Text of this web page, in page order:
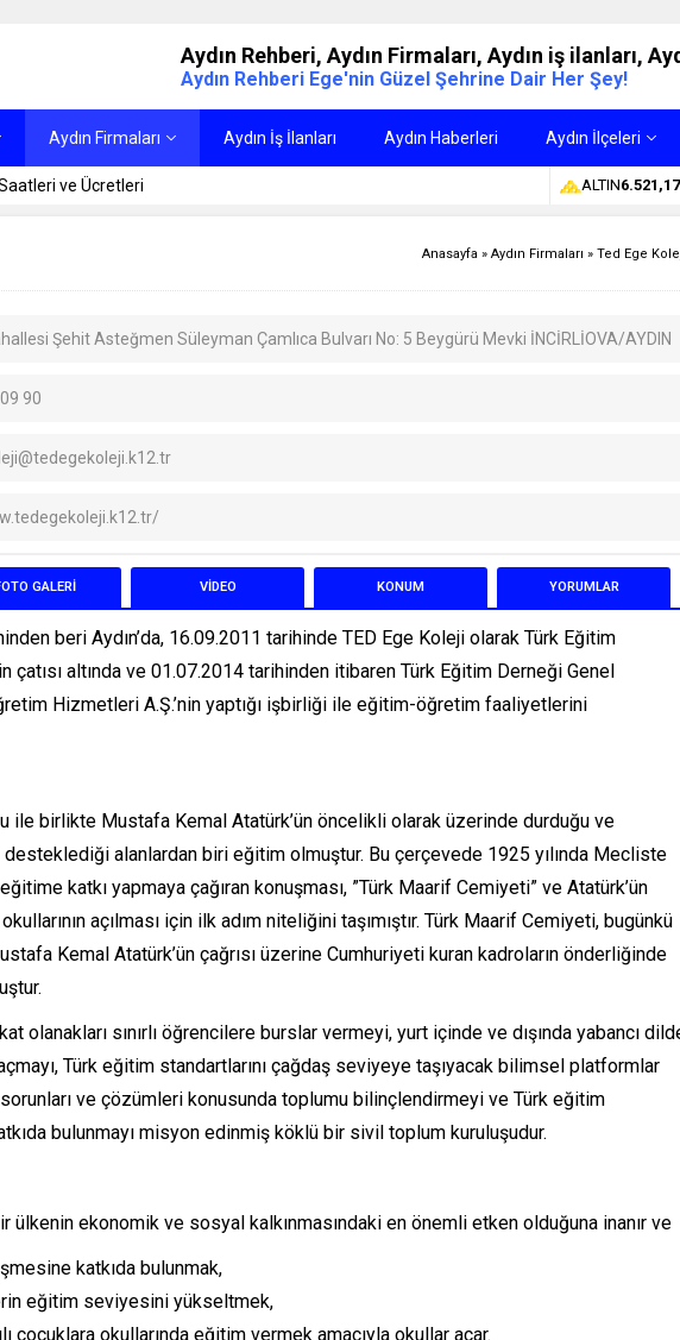
Aydın Rehberi, Aydın Firmaları, Aydın iş ilanları,
Aydın Rehberi Ege'nin Güzel Şehrine Dair Her Şey!
Aydın Firmaları Aydın İş İlanları Aydın Haberleri Aydın İlçeleri
ve Ücretleri ALTIN6.521,17
Anasayfa » Aydın Firmaları » Ted Ege
Şehit Asteğmen Süleyman Çamlıca Bulvarı No: 5 Beygürü Mevki İNCİRLİOVA/AYDIN
90
GALERİ VİDEO KONUM YORUMLAR
beri Aydın’da, 16.09.2011 tarihinde TED Ege Koleji olarak Türk Eğitim
çatısı altında ve 01.07.2014 tarihinden itibaren Türk Eğitim Derneği Genel
Hizmetleri A.Ş.’nin yaptığı işbirliği ile eğitim-öğretim faaliyetlerini
ile birlikte Mustafa Kemal Atatürk’ün öncelikli olarak üzerinde durduğu ve
desteklediği alanlardan biri eğitim olmuştur. Bu çerçevede 1925 yılında Mecliste
katkı yapmaya çağıran konuşması, ”Türk Maarif Cemiyeti” ve Atatürk’ün
açılması için ilk adım niteliğini taşımıştır. Türk Maarif Cemiyeti, bugünkü
Kemal Atatürk’ün çağrısı üzerine Cumhuriyeti kuran kadroların önderliğinde
olanakları sınırlı öğrencilere burslar vermeyi, yurt içinde ve dışında yabancı
Türk eğitim standartlarını çağdaş seviyeye taşıyacak bilimsel platformlar
ve çözümleri konusunda toplumu bilinçlendirmeyi ve Türk eğitim
bulunmayı misyon edinmiş köklü bir sivil toplum kuruluşudur.
ülkenin ekonomik ve sosyal kalkınmasındaki en önemli etken olduğuna inanır ve
katkıda bulunmak,
eğitim seviyesini yükseltmek,
çocuklara okullarında eğitim vermek amacıyla okullar açar.